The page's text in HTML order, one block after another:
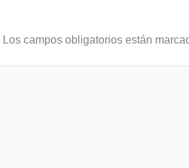
Los campos obligatorios están